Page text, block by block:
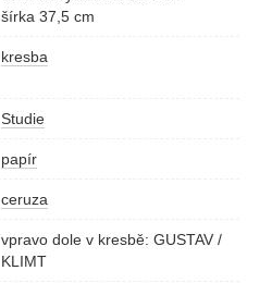
šírka 37,5 cm
kresba
Studie
papír
ceruza
vpravo dole v kresbě: GUSTAV /
KLIMT